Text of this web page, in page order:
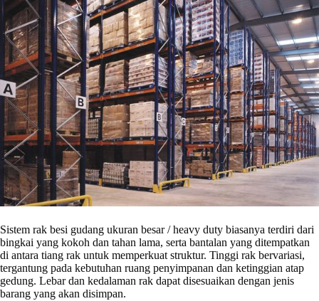
Sistem rak besi gudang ukuran besar / heavy duty biasanya terdiri dari
bingkai yang kokoh dan tahan lama, serta bantalan yang ditempatkan
di antara tiang rak untuk memperkuat struktur. Tinggi rak bervariasi,
tergantung pada kebutuhan ruang penyimpanan dan ketinggian atap
gedung. Lebar dan kedalaman rak dapat disesuaikan dengan jenis
barang yang akan disimpan.